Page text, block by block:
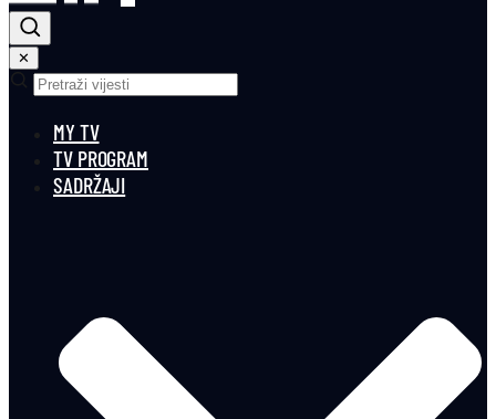
✕
MY TV
TV PROGRAM
SADRŽAJI